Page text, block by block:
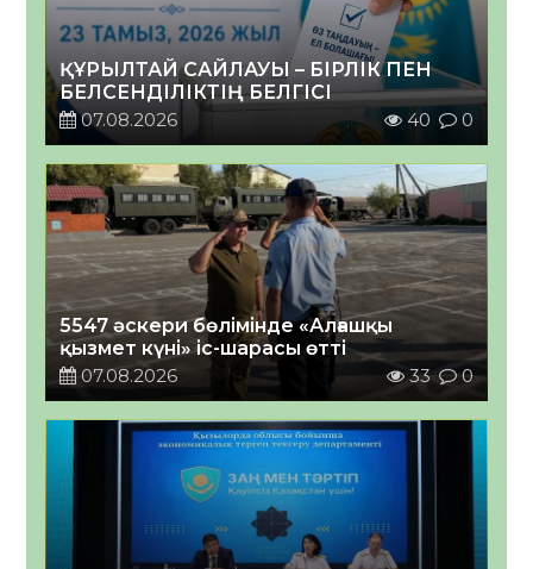
ҚҰРЫЛТАЙ САЙЛАУЫ – БІРЛІК ПЕН
БЕЛСЕНДІЛІКТІҢ БЕЛГІСІ
07.08.2026
40 0
5547 әскери бөлімінде «Алғашқы
қызмет күні» іс-шарасы өтті
07.08.2026
33 0